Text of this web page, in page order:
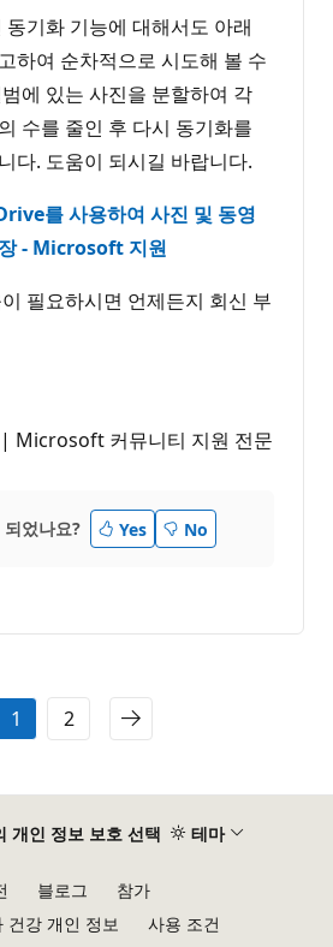
기화 기능에 대해서도 아래
하여 순차적으로 시도해 볼 수
에 있는 사진을 분할하여 각
수를 줄인 후 다시 동기화를
다. 도움이 되시길 바랍니다.
를 사용하여 사진 및 동영
- Microsoft 지원
필요하시면 언제든지 회신 부
| Microsoft 커뮤니티 지원 전문
었나요? Yes No
1 2
개인 정보 보호 선택 테마
블로그
참가
건강 개인 정보
사용 조건